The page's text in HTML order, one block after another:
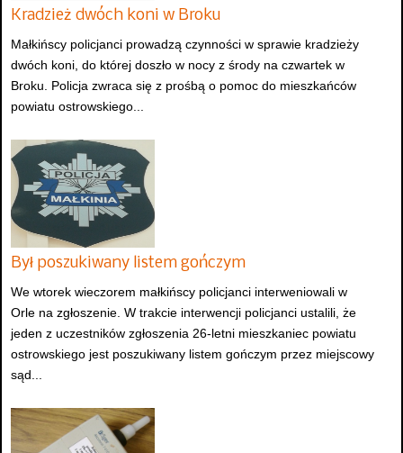
Kradzież dwóch koni w Broku
Małkińscy policjanci prowadzą czynności w sprawie kradzieży
dwóch koni, do której doszło w nocy z środy na czwartek w
Broku. Policja zwraca się z prośbą o pomoc do mieszkańców
powiatu ostrowskiego...
Był poszukiwany listem gończym
We wtorek wieczorem małkińscy policjanci interweniowali w
Orle na zgłoszenie. W trakcie interwencji policjanci ustalili, że
jeden z uczestników zgłoszenia 26-letni mieszkaniec powiatu
ostrowskiego jest poszukiwany listem gończym przez miejscowy
sąd...